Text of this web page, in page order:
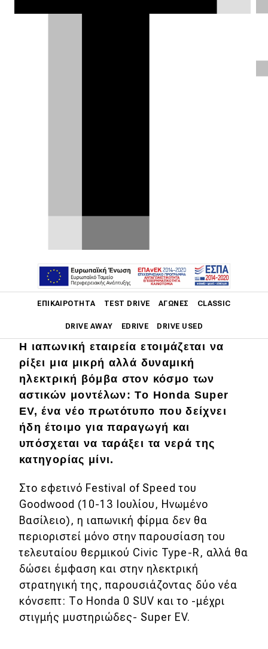
ΕΠΙΚΑΙΡΌΤΗΤΑ TEST DRIVE ΑΓΏΝΕΣ CLASSIC
DRIVE AWAY EDRIVE DRIVE USED
Main navigation
Επικαιρότητα
Νέα μοντέλα
Πρωτότυπα
Ελλάδα
Κόσμος
Τεχνολογία
Ασφάλεια
Αγορά
Απόψεις
Test Drive
Δοκιμή
προσεχή ηλεκτρικά Renault Twingo και
Η ιαπωνική εταιρεία ετοιμάζεται να
ρίξει μια μικρή αλλά δυναμική
ηλεκτρική βόμβα στον κόσμο των
αστικών μοντέλων: Το Honda Super
EV, ένα νέο πρωτότυπο που δείχνει
ήδη έτοιμο για παραγωγή και
υπόσχεται να ταράξει τα νερά της
κατηγορίας μίνι.
Στο εφετινό Festival of Speed του
Goodwood (10-13 Ιουλίου, Ηνωμένο
Βασίλειο), η ιαπωνική φίρμα δεν θα
περιοριστεί μόνο στην παρουσίαση του
τελευταίου θερμικού Civic Type-R, αλλά θα
δώσει έμφαση και στην ηλεκτρική
στρατηγική της, παρουσιάζοντας δύο νέα
κόνσεπτ: Το Honda 0 SUV και το -μέχρι
στιγμής μυστηριώδες- Super EV.